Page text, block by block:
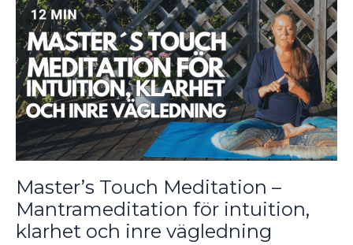
Master’s Touch Meditation –
Mantrameditation för intuition,
klarhet och inre vägledning